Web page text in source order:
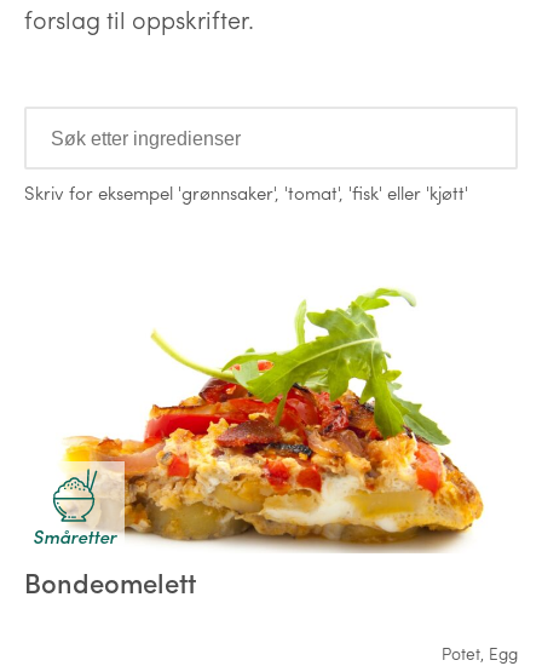
forslag til oppskrifter.
Ingredienser
Skriv for eksempel 'grønnsaker', 'tomat', 'fisk' eller 'kjøtt'
Småretter
Bondeomelett
Potet Egg